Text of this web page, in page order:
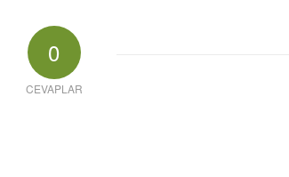
0
CEVAPLAR